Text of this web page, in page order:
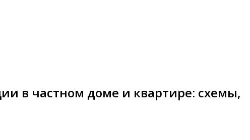
в частном доме и квартире: схемы,